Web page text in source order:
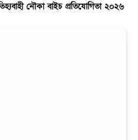
নৌকা বাইচ প্রতিযোগিতা ২০২৬